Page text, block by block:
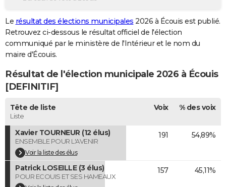
GUIDES D'ACHAT
BONS PLANS
CARTE DE VOEUX
Carte de Noël
Carte Bonne année
Carte Saint-Valentin
Carte Pâques
Carte d'anniversaire
DICTIONNAIRE
Dictionnaire
Biographies
Citations
Expressions
Proverbes
PROGRAMME TV
COPAINS D'AVANT
S'inscrire
Se connecter
Lycées
Collèges
Primaires
Universités
Entreprises
Service militaire
Avis de recherche
AVIS DE DÉCÈS
FORUM
Le résultat des élections municipales 2026 à Écouis est publié.
Retrouvez ci-dessous le résultat officiel de l'élection
communiqué par le ministère de l'Intérieur et le nom du
maire d'Écouis.
Résultat de l'élection municipale 2026 à Écouis
[DEFINITIF]
Tête de liste
Liste
Voix % des voix
Xavier TOURNEUR (12 élus)
ENSEMBLE POUR L'AVENIR
Voir la liste des élus
191 54,89%
Patrick LOSEILLE (3 élus)
POUR ECOUIS ET SES HAMEAUX
157 45,11%